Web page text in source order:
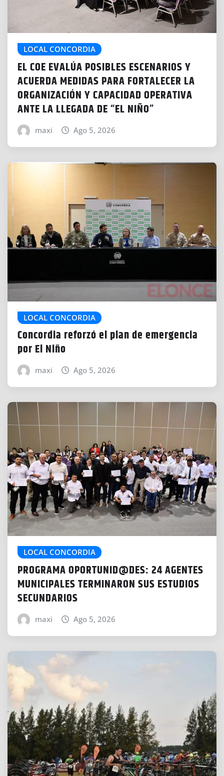
LOCAL CONCORDIA
EL COE EVALÚA POSIBLES ESCENARIOS Y
ACUERDA MEDIDAS PARA FORTALECER LA
ORGANIZACIÓN Y CAPACIDAD OPERATIVA
ANTE LA LLEGADA DE “EL NIÑO”
maxi Ago 5, 2026
LOCAL CONCORDIA
Concordia reforzó el plan de emergencia
por El Niño
maxi Ago 5, 2026
LOCAL CONCORDIA
PROGRAMA OPORTUNID@DES: 24 AGENTES
MUNICIPALES TERMINARON SUS ESTUDIOS
SECUNDARIOS
maxi Ago 5, 2026